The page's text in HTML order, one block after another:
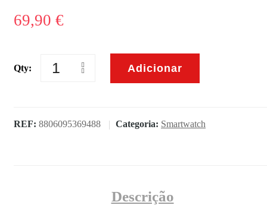
69,90 €
Qty:
Quantidade
Fit3
Adicionar
REF: 8806095369488 Categoria: Smartwatch
Descrição